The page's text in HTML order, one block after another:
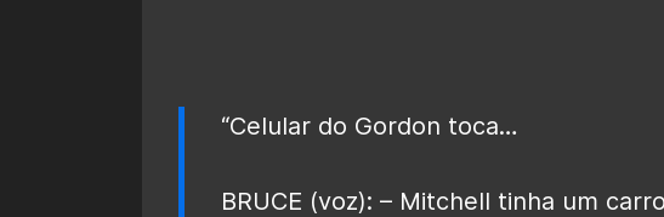
“Celular do Gordon toca…
BRUCE (voz): – Mitchell tinha um